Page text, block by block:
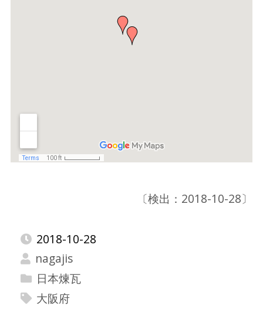
〔検出：2018-10-28〕
2018-10-28
nagajis
日本煉瓦
大阪府